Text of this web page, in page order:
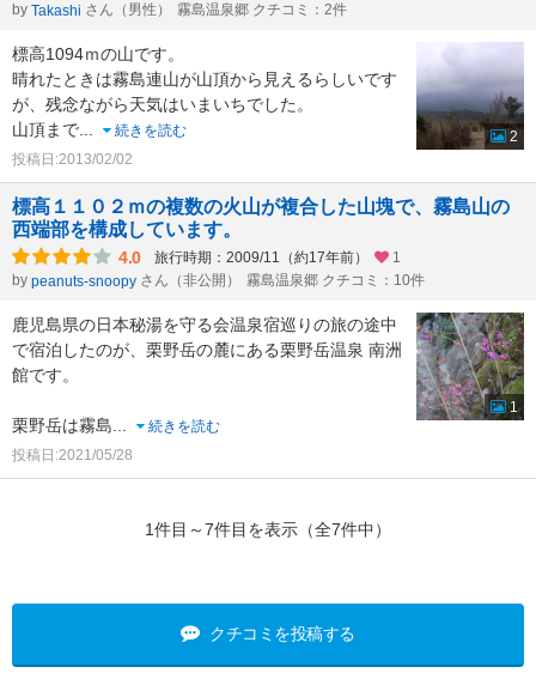
by Takashi さん（男性） 霧島温泉郷 クチコミ：2件
標高1094ｍの山です。
晴れたときは霧島連山が山頂から見えるらしいです
が、残念ながら天気はいまいちでした。
山頂まで...
続きを読む
投稿日:2013/02/02
2
標高１１０２ｍの複数の火山が複合した山塊で、霧島山の
西端部を構成しています。
4.0 旅行時期：2009/11（約17年前）
1
by peanuts-snoopy さん（非公開） 霧島温泉郷 クチコミ：10件
鹿児島県の日本秘湯を守る会温泉宿巡りの旅の途中
で宿泊したのが、栗野岳の麓にある栗野岳温泉 南洲
館です。
栗野岳は霧島...
続きを読む
投稿日:2021/05/28
1
1件目～7件目を表示（全7件中）
クチコミを投稿する